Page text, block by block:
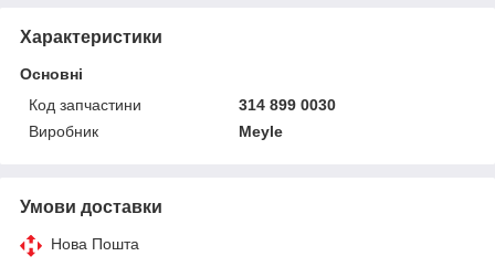
Характеристики
Основні
Код запчастини
314 899 0030
Виробник
Meyle
Умови доставки
Нова Пошта